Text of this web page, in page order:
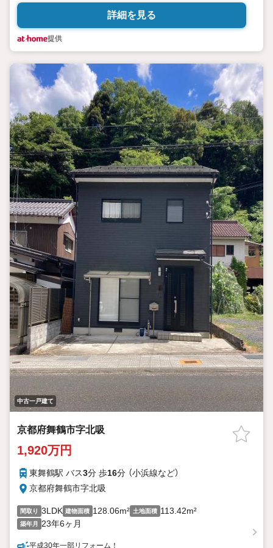
詳細を見る
提供
中古一戸建て
京都府舞鶴市字北吸
1,920万円
東舞鶴駅 バス3分 歩16分 （小浜線など）
京都府舞鶴市字北吸
間取り 3LDK 建物面積 128.06m² 土地面積 113.42m²
築年月 23年6ヶ月
平成30年一部リフォーム！